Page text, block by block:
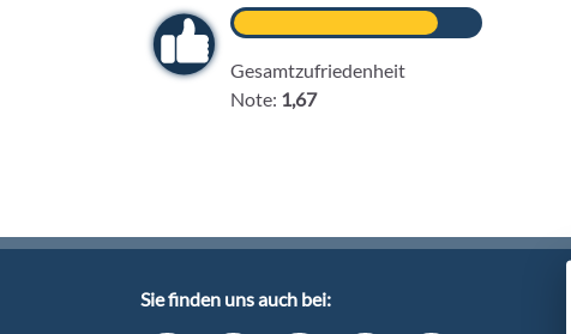
Gesamtzufriedenheit
Note: 1,67
Sie finden uns auch bei: